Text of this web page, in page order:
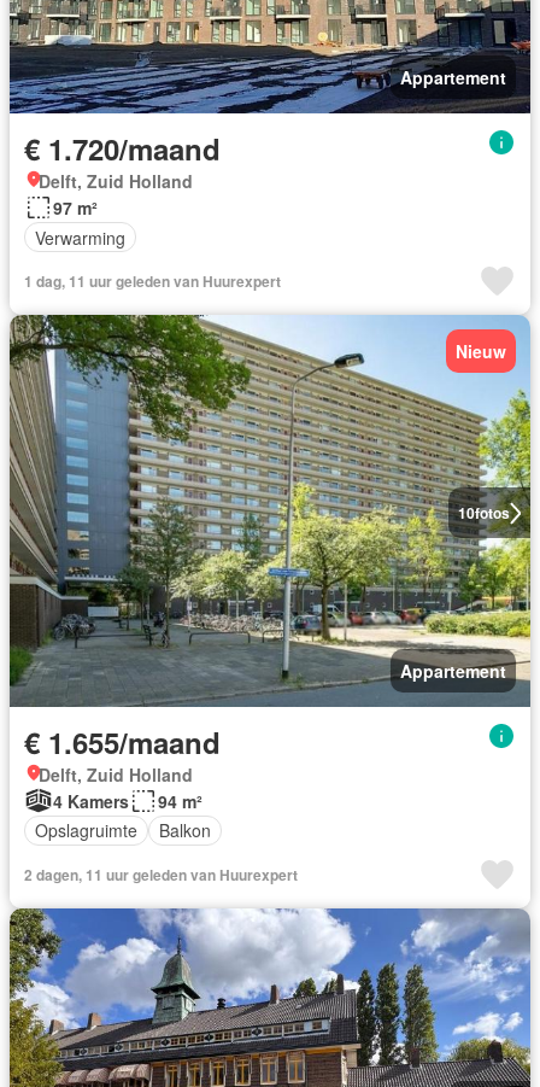
Appartement
€ 1.720/maand
Delft, Zuid Holland
97 m²
Verwarming
1 dag, 11 uur geleden van Huurexpert
10fotos
Nieuw
Appartement
€ 1.655/maand
Delft, Zuid Holland
4 Kamers
94 m²
Opslagruimte
Balkon
2 dagen, 11 uur geleden van Huurexpert